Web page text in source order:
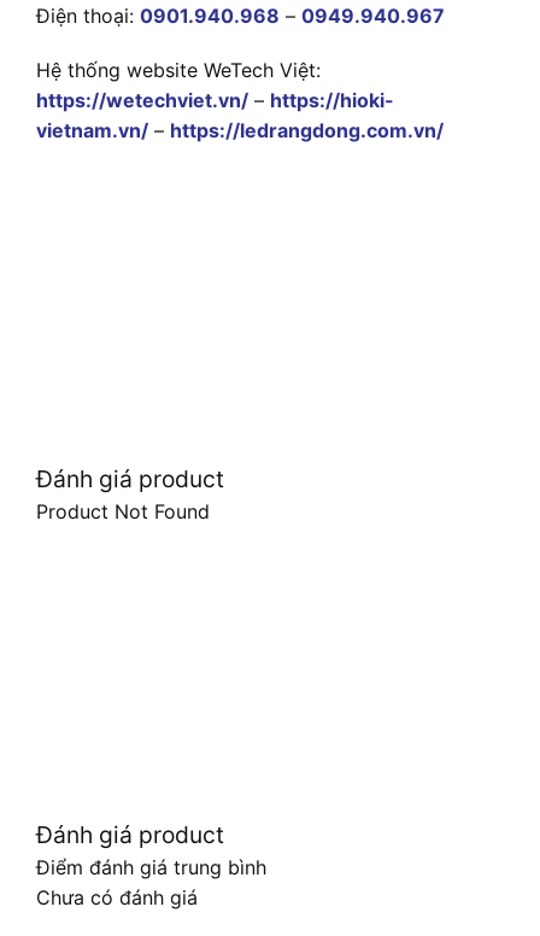
Điện thoại: 0901.940.968 – 0949.940.967
Hệ thống website WeTech Việt:
https://wetechviet.vn/ – https://hioki-
vietnam.vn/ – https://ledrangdong.com.vn/
Đánh giá product
Product Not Found
Đánh giá product
Điểm đánh giá trung bình
Chưa có đánh giá